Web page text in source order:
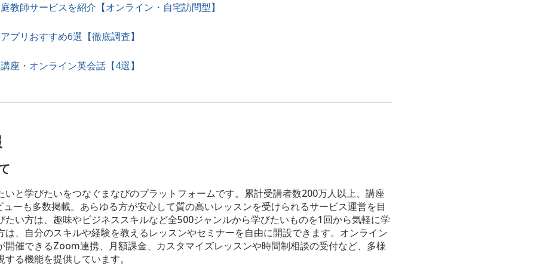
教師サービスを紹介【オンライン・自宅訪問型】
プリおすすめ6選【徹底調査】
座・オンライン英会話【4選】
いと学びたいをつなぐまなびのプラットフォームです。累計受講者数200万人以上、講座
ーも多数掲載。あらゆる方が安心して質の高いレッスンを受けられるサービス運営を目
たい方は、趣味やビジネススキルなど全500ジャンルから学びたいものを1回から気軽に学
は、自分のスキルや経験を教えるレッスンやセミナーを自由に開設できます。オンライン
開催できるZoom連携、月額課金、カスタマイズレッスンや時間制相談の受付など、多様
る機能を提供しています。